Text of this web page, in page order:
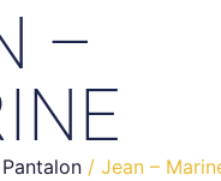
–
Pantalon / Jean –